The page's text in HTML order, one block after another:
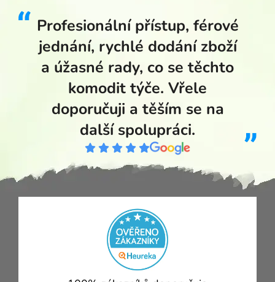
Profesionální přístup, férové
jednání, rychlé dodání zboží
a úžasné rady, co se těchto
komodit týče. Vřele
doporučuji a těším se na
další spolupráci.